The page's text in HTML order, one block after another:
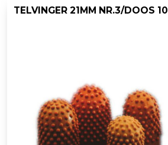
TELVINGER 21MM NR.3/DOOS 10